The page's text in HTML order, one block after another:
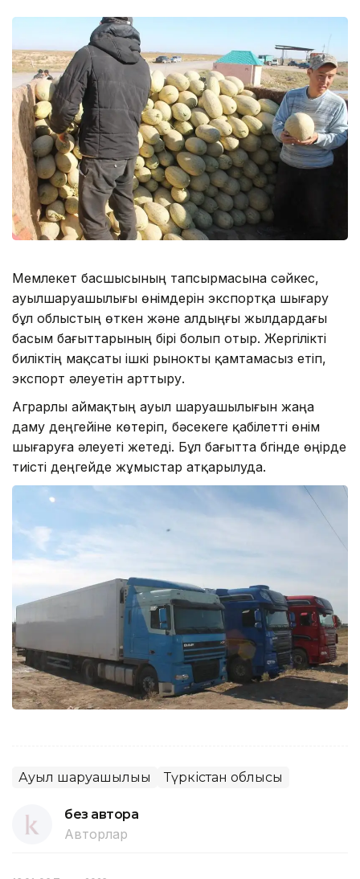
Мемлекет басшысының тапсырмасына сәйкес,
ауылшаруашылығы өнімдерін экспортқа шығару
бұл облыстың өткен және алдыңғы жылдардағы
басым бағыттарының бірі болып отыр. Жергілікті
биліктің мақсаты ішкі рынокты қамтамасыз етіп,
экспорт әлеуетін арттыру.
Аграрлы аймақтың ауыл шаруашылығын жаңа
даму деңгейіне көтеріп, бәсекеге қабілетті өнім
шығаруға әлеуеті жетеді. Бұл бағытта бүгінде өңірде
тиісті деңгейде жұмыстар атқарылуда.
Ауыл шаруашылығы Түркістан облысы
без автора
Авторлар